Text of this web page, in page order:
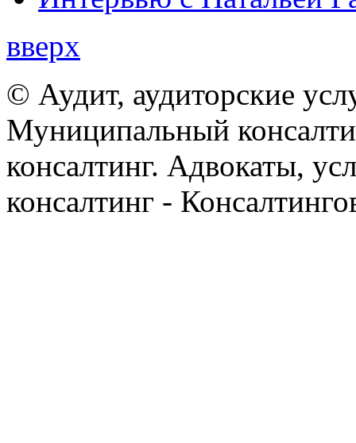
вверх
© Аудит, аудиторские
Муниципальный
консалтинг. Адвокаты,
консалтинг -